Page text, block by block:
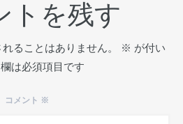
トを残す
ることはありません。 ※ が付い
は必須項目です
コメント ※